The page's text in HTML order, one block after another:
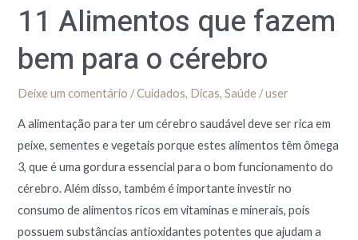
11 Alimentos que fazem
bem para o cérebro
Deixe um comentário /Cuidados, Dicas,Saúde /user
A alimentação para ter um cérebro saudável deve ser rica em
peixe, sementes e vegetais porque estes alimentos têm ômega
3, que é uma gordura essencial para o bom funcionamento do
cérebro. Além disso, também é importante investir no
consumo de alimentos ricos em vitaminas e minerais, pois
possuem substâncias antioxidantes potentes que ajudam a